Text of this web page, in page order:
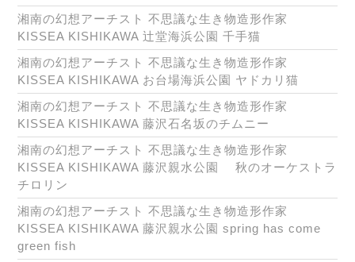
湘南の幻想アーチスト 不思議な生き物造形作家
KISSEA KISHIKAWA 辻堂海浜公園 千手猫
湘南の幻想アーチスト 不思議な生き物造形作家
KISSEA KISHIKAWA お台場海浜公園 ヤドカリ猫
湘南の幻想アーチスト 不思議な生き物造形作家
KISSEA KISHIKAWA 藤沢石名坂のチムニー
湘南の幻想アーチスト 不思議な生き物造形作家
KISSEA KISHIKAWA 藤沢親水公園 秋のオーケストラ
チロリン
湘南の幻想アーチスト 不思議な生き物造形作家
KISSEA KISHIKAWA 藤沢親水公園 spring has come
green fish